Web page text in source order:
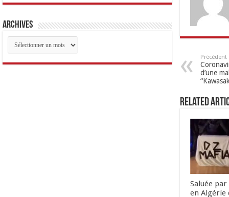
Précédent
d’une
Related
Saluée
en Algérie
Archives
Archives